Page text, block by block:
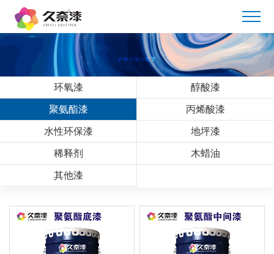
环氧漆 醇酸漆
聚氨酯漆 丙烯酸漆
水性环保漆 地坪漆
稀释剂 木蜡油
其他漆